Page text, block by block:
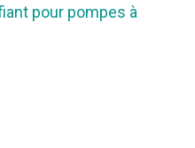
pour pompes à